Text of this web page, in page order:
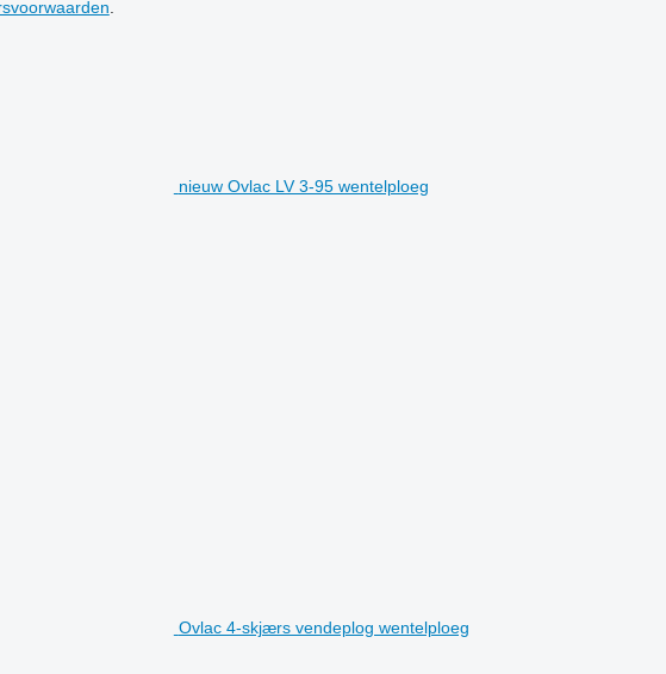
nieuw Ovlac LV 3-95 wentelploeg
Ovlac 4-skjærs vendeplog wentelploeg